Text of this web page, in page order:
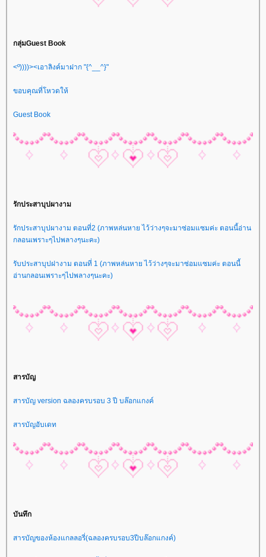
กลุ่มGuest Book
<º))))><เอาลิงค์มาฝาก "{^__^}"
ขอบคุณที่โหวดให้
Guest Book
รักประสาบุปผางาม
รักประสาบุปผางาม ตอนที่2 (ภาพหล่นหาย ไว้ว่างๆจะมาซ่อมแซมค่ะ ตอนนี้อ่าน
กลอนเพราะๆไปพลางๆนะคะ)
รับประสาบุปฝางาม ตอนที่ 1 (ภาพหล่นหาย ไว้ว่างๆจะมาซ่อมแซมค่ะ ตอนนี้
อ่านกลอนเพราะๆไปพลางๆนะคะ)
สารบัญ
สารบัญ version ฉลองครบรอบ 3 ปี บล๊อกแกงค์
สารบัญอับเดท
บันทึก
สารบัญของห้องแกลลอรี่(ฉลองครบรอบ3ปีบล๊อกแกงค์)